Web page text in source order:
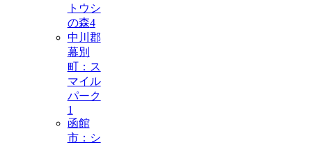
トウシ
の森4
中川郡
幕別
町：ス
マイル
パーク
1
函館
市：シ